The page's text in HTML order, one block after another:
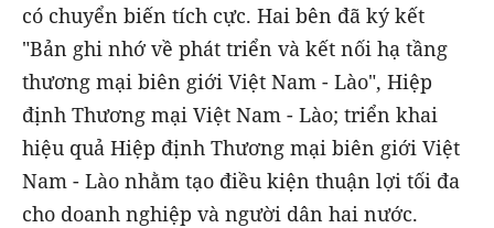
có chuyển biến tích cực. Hai bên đã ký kết
"Bản ghi nhớ về phát triển và kết nối hạ tầng
thương mại biên giới Việt Nam - Lào", Hiệp
định Thương mại Việt Nam - Lào; triển khai
hiệu quả Hiệp định Thương mại biên giới Việt
Nam - Lào nhằm tạo điều kiện thuận lợi tối đa
cho doanh nghiệp và người dân hai nước.